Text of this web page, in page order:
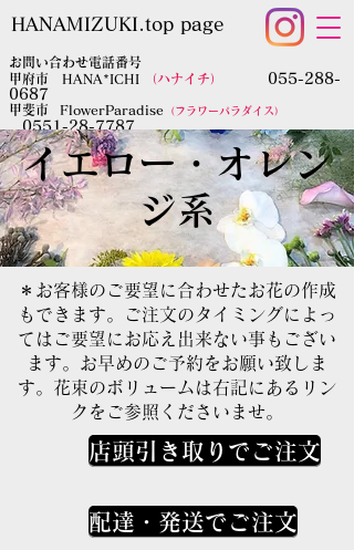
HANAMIZUKI.top page
お問い合わせ電話番号
甲府市 HANA*ICHI
（ハナイチ）
055-288-
0687
​甲斐市 FlowerParadise （フラワーパラダイス）
0551-28-7787
​※店舗名をご確認の上、お間違いのないようご連絡くだ
さい。
​info@hanamizuki.shop
​イエロー・オレン
ジ系
＊お客様のご要望に合わせたお花の作成
もできます。ご注文のタイミングによっ
てはご要望にお応え出来ない事もござい
ます。お早めのご予約をお願い致しま
す。花束のボリュームは右記にあるリン
クをご参照くださいませ。
店頭引き取りでご注文
配達・発送でご注文